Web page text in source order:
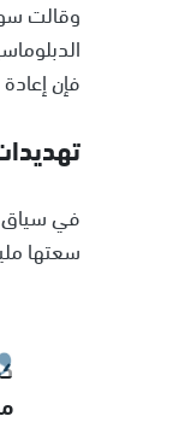
وقالت
فإن
في سياق
سعتها